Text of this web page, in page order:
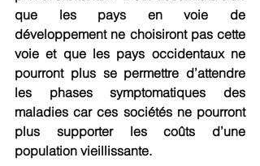
que les pays en voie de
développement ne choisiront pas cette
voie et que les pays occidentaux ne
pourront plus se permettre d’attendre
les phases symptomatiques des
maladies car ces sociétés ne pourront
plus supporter les coûts d’une
population vieillissante.